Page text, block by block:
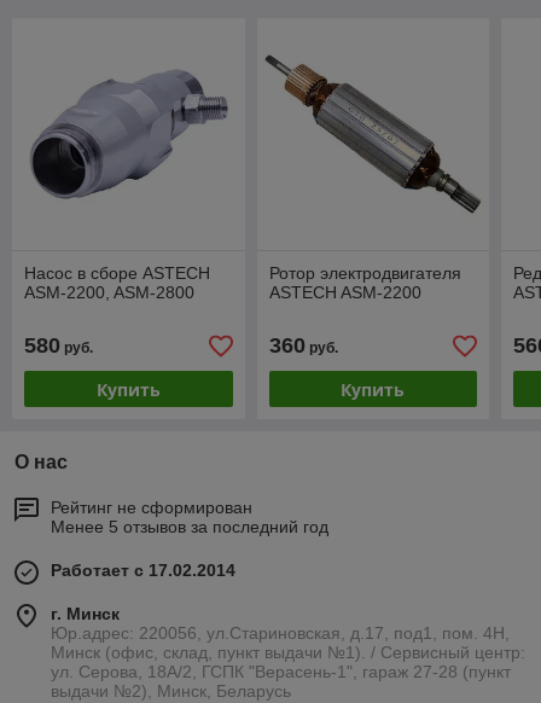
Насос в сборе ASTECH
ASM-2200, ASM-2800
580 руб.
Купить
Ротор электродвигателя
ASTECH ASM-2200
360руб.
Купить
О нас
Рейтинг не сформирован
Менее 5 отзывов за последний год
Работает с 17.02.2014
г. Минск
Юр.адрес: 220056, ул.Стариновская, д.17, под1, пом. 4Н,
Минск (офис, склад, пункт выдачи №1). / Сервисный центр:
ул. Серова, 18А/2, ГСПК "Верасень-1", гараж 27-28 (пункт
выдачи №2), Минск, Беларусь